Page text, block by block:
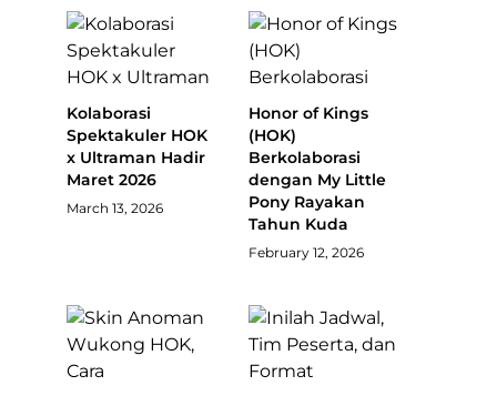
Kolaborasi
Spektakuler HOK
x Ultraman Hadir
Maret 2026
March 13, 2026
Honor of Kings
(HOK)
Berkolaborasi
dengan My Little
Pony Rayakan
Tahun Kuda
February 12, 2026